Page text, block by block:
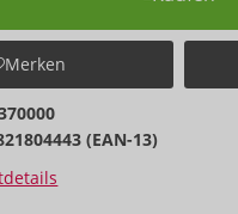
Merken
(EAN-13)